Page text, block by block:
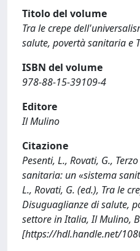
Titolo del volume
Tra le crepe
salute, povertà sanitaria e
ISBN del volume
978-88-15-39109-4
Editore
Il Mulino
Citazione
Pesenti, L., Rovati, G.,
sanitaria: un «sistema
L., Rovati, G. (ed.), Tra le
Disuguaglianze di salute,
settore in Italia, Il Mulino,
[https://hdl.handle.net/